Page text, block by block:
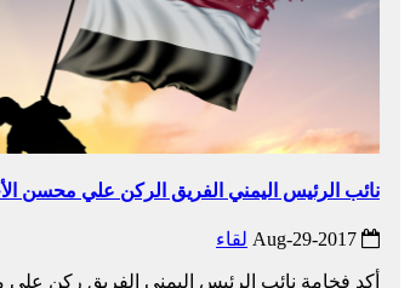
نائب الرئيس اليمني الفريق الركن علي محسن
لقاء
أكد فخامة نائب الرئيس اليمني الفريق ركن